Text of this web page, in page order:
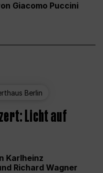
Giacomo Puccini
Berlin
Licht auf
Karlheinz
Richard Wagner